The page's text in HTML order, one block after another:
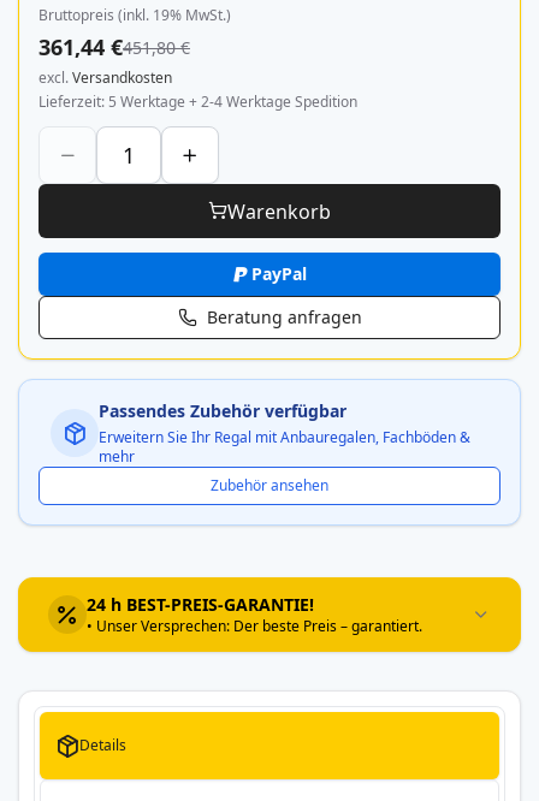
Bruttopreis (inkl. 19% MwSt.)
361,44 €451,80 €
excl.Versandkosten
Lieferzeit 5 Werktage + 2-4 Werktage Spedition
Warenkorb
PayPal
Beratung anfragen
Passendes Zubehör verfügbar
Erweitern Sie Ihr Regal mit Anbauregalen, Fachböden &
mehr
Zubehör ansehen
24 h BEST-PREIS-GARANTIE!
• Unser Versprechen: Der beste Preis – garantiert.
Details